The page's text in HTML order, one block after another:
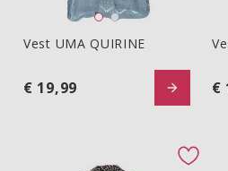
Vest UMA QUIRINE
Vest UMA QUIRINE
€ 19,99 €